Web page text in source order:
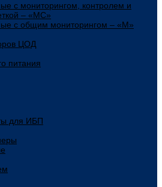
с мониторингом, контролем и
– «МС»
с общим мониторингом – «М»
ЦОД
питания
для ИБП